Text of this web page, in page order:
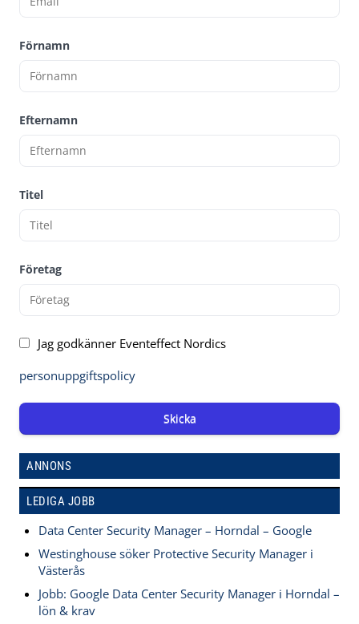
Förnamn
Efternamn
Titel
Företag
Jag godkänner Eventeffect Nordics
personuppgiftspolicy
Skicka
ANNONS
LEDIGA JOBB
Data Center Security Manager – Horndal – Google
Westinghouse söker Protective Security Manager i
Västerås
Jobb: Google Data Center Security Manager i Horndal –
lön & krav